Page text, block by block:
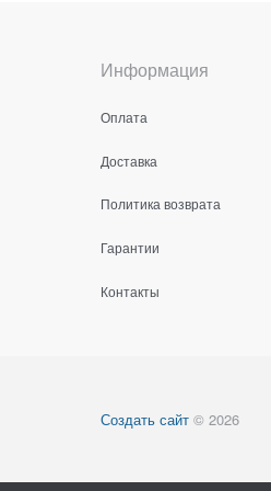
Информация
Оплата
Доставка
Политика возврата
Гарантии
Контакты
Создать сайт © 2026